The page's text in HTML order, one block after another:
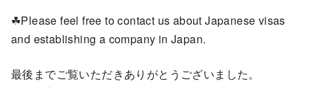
☘Please feel free to contact us about Japanese visas
and establishing a company in Japan.
最後までご覧いただきありがとうございました。